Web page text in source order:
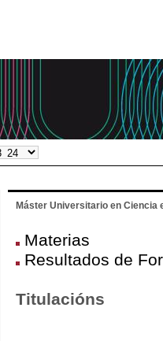
Máster Universitario en
Materias
Resultados de
Titulacións